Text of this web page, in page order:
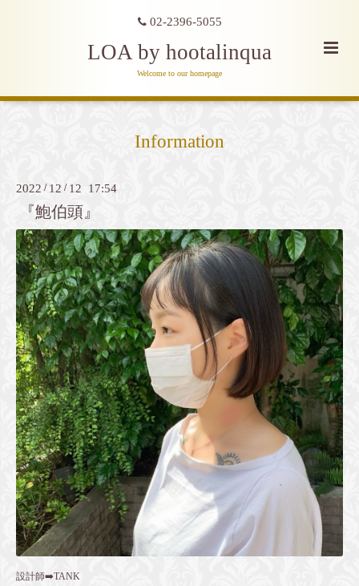
02-2396-5055
LOA by hootalinqua
Welcome to our homepage
Information
2022 / 12 / 12 17:54
『鮑伯頭』
設計師➡️TANK